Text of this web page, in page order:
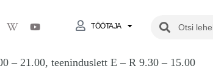
W
i
e
Y
o
u
b
TÖÖTAJA SearchSearch
– 21.00, teeninduslett E – R 9.30 – 15.00